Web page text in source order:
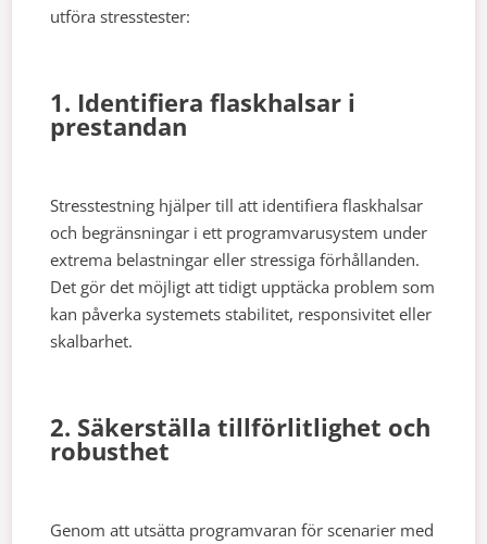
utföra stresstester:
1. Identifiera flaskhalsar i
prestandan
Stresstestning hjälper till att identifiera flaskhalsar
och begränsningar i ett programvarusystem under
extrema belastningar eller stressiga förhållanden.
Det gör det möjligt att tidigt upptäcka problem som
kan påverka systemets stabilitet, responsivitet eller
skalbarhet.
2. Säkerställa tillförlitlighet och
robusthet
Genom att utsätta programvaran för scenarier med